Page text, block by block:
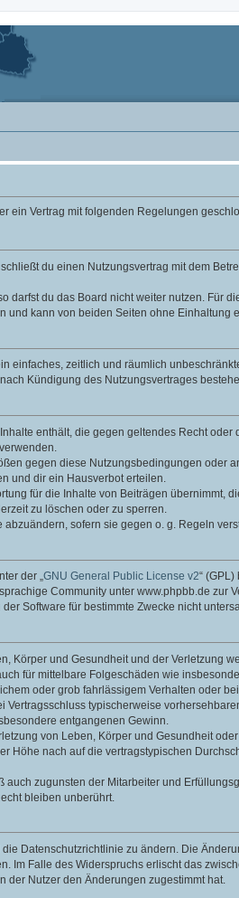
ein Vertrag mit folgenden Regelungen
du einen Nutzungsvertrag mit dem
darfst du das Board nicht weiter nutzen. Für
und kann von beiden Seiten ohne Einhaltung
einfaches, zeitlich und räumlich
Kündigung des Nutzungsvertrages
enthält, die gegen geltendes Recht
gegen diese Nutzungsbedingungen
und dir ein Hausverbot erteilen.
für die Inhalte von Beiträgen übernimmt,
zu löschen oder zu sperren.
sofern sie gegen o. g. Regeln
der „GNU General Public License v2“
Community unter www.phpbb.de zur
Software für bestimmte Zwecke nicht
Körper und Gesundheit und der
für mittelbare Folgeschäden wie
oder grob fahrlässigem Verhalten oder
typischerweise
entgangenen Gewinn.
von Leben, Körper und Gesundheit
Höhe nach auf die vertragstypischen
zugunsten der Mitarbeiter und
bleiben unberührt.
Datenschutzrichtlinie zu ändern. Die
Im Falle des Widerspruchs erlischt das
der Nutzer den Änderungen zugestimmt hat.